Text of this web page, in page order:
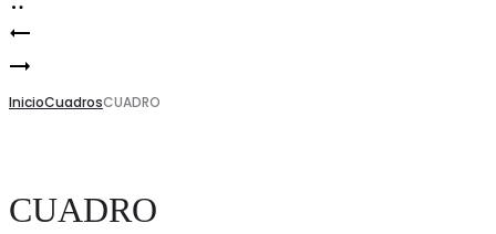
Product
navigation
Cuadros
Azul
CUADRO
InicioCuadrosCUADRO
CUADRO